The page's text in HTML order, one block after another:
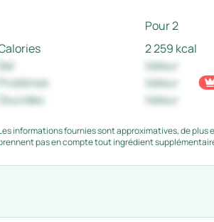
Pour 2
2 259 kcal
Sel
Valeur
Protéines
Valeur
Glucides
Valeur
informations fournies sont approximatives, de plus
pas en compte tout ingrédient